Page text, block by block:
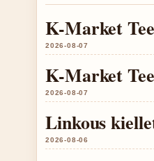
K-Market
2026-08-07
K-Market
2026-08-07
Linkous
2026-08-06